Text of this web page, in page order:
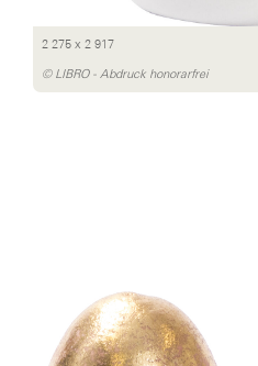
2 275 x 2 917
© LIBRO - Abdruck honorarfrei